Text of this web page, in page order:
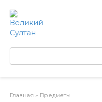
контенту
Поиск:
Главная » Предметы